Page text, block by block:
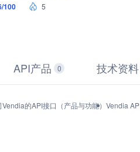
100 5
API产品 0 技术资料
Vendia的API接口（产品与功能） Vendia